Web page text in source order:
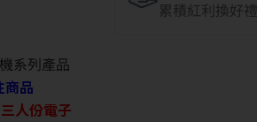
系列產品
商品
人份電子
累積紅利換好禮